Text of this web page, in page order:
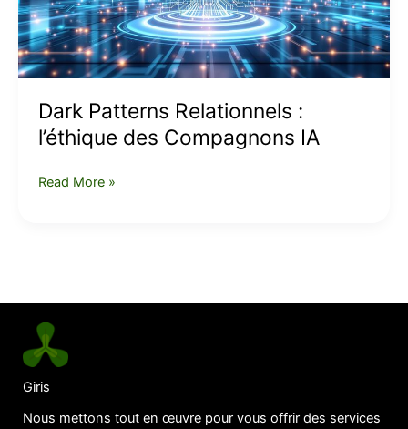
Dark Patterns Relationnels :
l’éthique des Compagnons IA
Compagnons
IA
Read More »
Giris
Nous mettons tout en œuvre pour vous offrir des services